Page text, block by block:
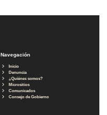
Navegación
Inicio
Denuncia
¿Quiénes somos?
Micrositios
Comunicados
Consejo de Gobierno